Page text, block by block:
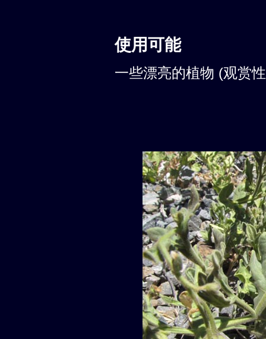
使用可能
一些漂亮的植物 (观赏